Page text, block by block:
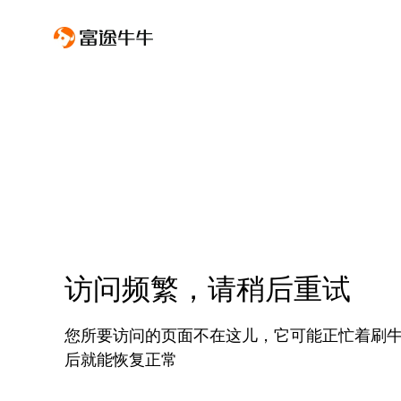
访问频繁，请稍后重试
您所要访问的页面不在这儿，它可能正忙着刷
后就能恢复正常